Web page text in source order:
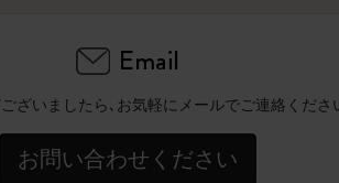
ム ザ シティ コレクション
子さま
Mercredi × モレスキン
Email
ざいましたら､お気軽にメールでご連絡くださ
お問い合わせください